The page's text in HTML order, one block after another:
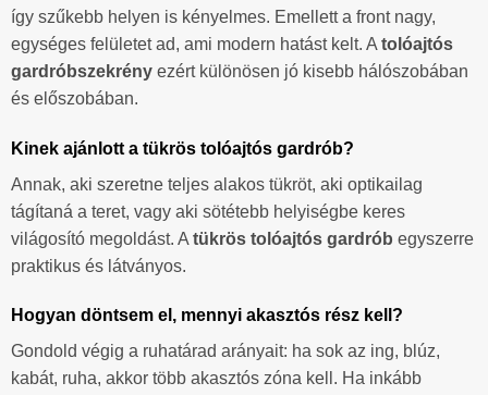
így szűkebb helyen is kényelmes. Emellett a front nagy,
egységes felületet ad, ami modern hatást kelt. A tolóajtós
gardróbszekrény ezért különösen jó kisebb hálószobában
és előszobában.
Kinek ajánlott a tükrös tolóajtós gardrób?
Annak, aki szeretne teljes alakos tükröt, aki optikailag
tágítaná a teret, vagy aki sötétebb helyiségbe keres
világosító megoldást. A tükrös tolóajtós gardrób egyszerre
praktikus és látványos.
Hogyan döntsem el, mennyi akasztós rész kell?
Gondold végig a ruhatárad arányait: ha sok az ing, blúz,
kabát, ruha, akkor több akasztós zóna kell. Ha inkább